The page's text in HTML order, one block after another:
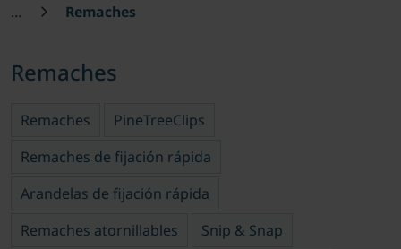
Remaches
Remaches
Remaches
PineTreeClips
Remaches de fijación rápida
Arandelas de fijación rápida
Remaches atornillables
Snip & Snap